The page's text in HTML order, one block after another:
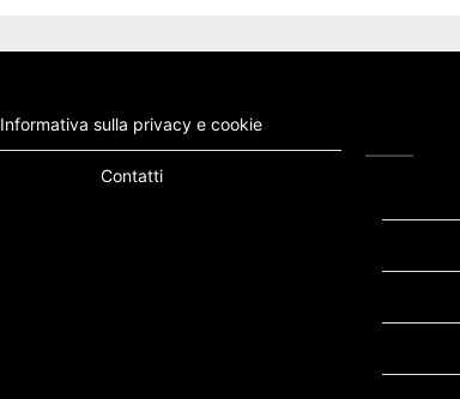
Informativa sulla privacy e cookie
Contatti